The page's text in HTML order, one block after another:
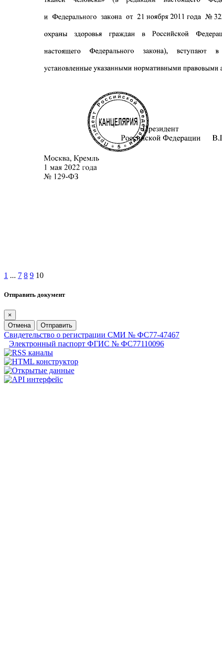
1 ... 7 8 9 10
Отправить документ
×
Отмена
Отправить
Свидетельство о регистрации СМИ № ФС77-47467
Электронный паспорт ФГИС № ФС77110096